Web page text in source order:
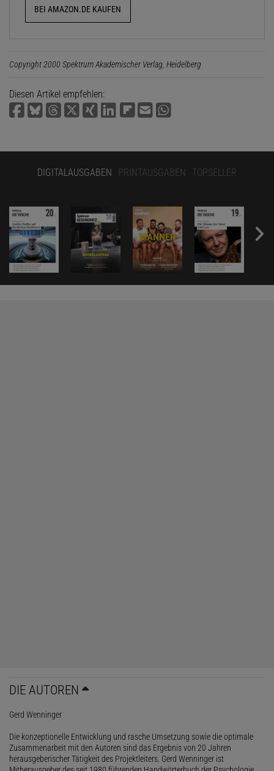
BEI AMAZON.DE KAUFEN
Copyright 2000 Spektrum Akademischer Verlag, Heidelberg
Diesen Artikel empfehlen:
DIGITALAUSGABEN PRINTAUSGABEN TOPSELLER
DIE AUTOREN
Gerd Wenninger
Die konzeptionelle Entwicklung und rasche Umsetzung sowie die optimale
Zusammenarbeit mit den Autoren sind das Ergebnis von 20 Jahren
herausgeberischer Tätigkeit des Projektleiters. Gerd Wenninger ist